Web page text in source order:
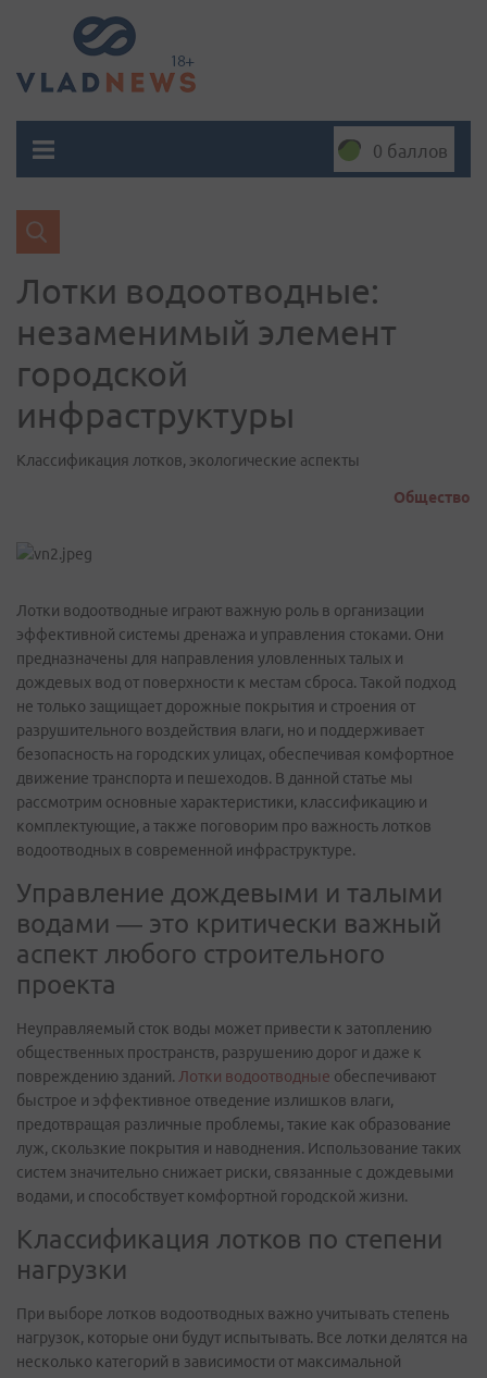
0 баллов
Лотки водоотводные:
незаменимый элемент
городской
инфраструктуры
Классификация лотков, экологические аспекты
Общество
Лотки водоотводные играют важную роль в организации
эффективной системы дренажа и управления стоками. Они
предназначены для направления уловленных талых и
дождевых вод от поверхности к местам сброса. Такой подход
не только защищает дорожные покрытия и строения от
разрушительного воздействия влаги, но и поддерживает
безопасность на городских улицах, обеспечивая комфортное
движение транспорта и пешеходов. В данной статье мы
рассмотрим основные характеристики, классификацию и
комплектующие, а также поговорим про важность лотков
водоотводных в современной инфраструктуре.
Управление дождевыми и талыми
водами — это критически важный
аспект любого строительного
проекта
Неуправляемый сток воды может привести к затоплению
общественных пространств, разрушению дорог и даже к
повреждению зданий. Лотки водоотводные обеспечивают
быстрое и эффективное отведение излишков влаги,
предотвращая различные проблемы, такие как образование
луж, скользкие покрытия и наводнения. Использование таких
систем значительно снижает риски, связанные с дождевыми
водами, и способствует комфортной городской жизни.
Классификация лотков по степени
нагрузки
При выборе лотков водоотводных важно учитывать степень
нагрузок, которые они будут испытывать. Все лотки делятся на
несколько категорий в зависимости от максимальной